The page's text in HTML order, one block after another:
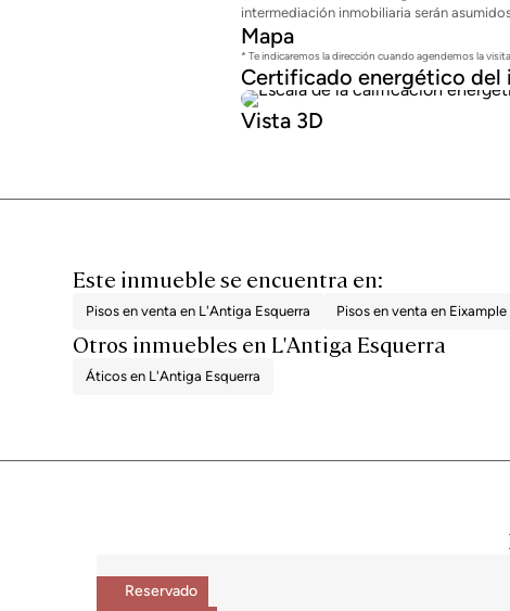
intermediación inmobiliaria serán
Mapa
* Te indicaremos la dirección cuando agendemos la
Certificado energético del
Vista 3D
Este inmueble se encuentra en:
Pisos en venta en L'Antiga Esquerra Pisos en venta en Eixample
Otros inmuebles en L'Antiga Esquerra
Áticos en L'Antiga Esquerra
Reservado